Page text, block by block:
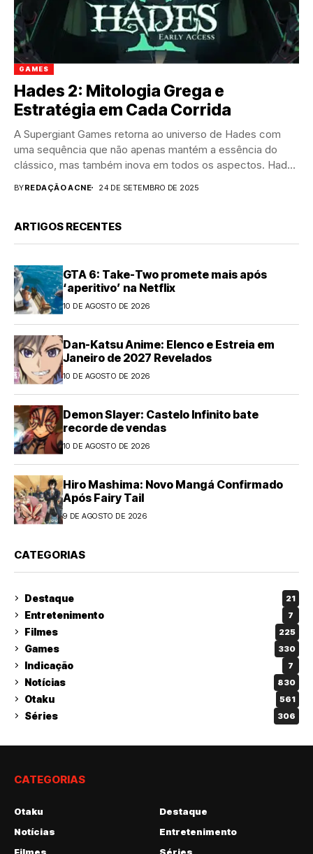
GAMES
Hades 2: Mitologia Grega e
Estratégia em Cada Corrida
A Supergiant Games retorna ao universo de Hades com
uma sequência que não apenas mantém a essência do
clássico, mas também inova em todos os aspectos. Hades
BYREDAÇÃO ACNE 24 DE SETEMBRO DE 2025
ARTIGOS RECENTES
GTA 6: Take-Two promete mais após
‘aperitivo’ na Netflix
10 DE AGOSTO DE 2026
Dan-Katsu Anime: Elenco e Estreia em
Janeiro de 2027 Revelados
10 DE AGOSTO DE 2026
Demon Slayer: Castelo Infinito bate
recorde de vendas
10 DE AGOSTO DE 2026
Hiro Mashima: Novo Mangá Confirmado
Após Fairy Tail
9 DE AGOSTO DE 2026
CATEGORIAS
Destaque 21
Entretenimento 7
Filmes 225
Games 330
Indicação 7
Notícias 830
Otaku 561
Séries 306
CATEGORIAS
Otaku
Destaque
Notícias
Entretenimento
Filmes
Séries